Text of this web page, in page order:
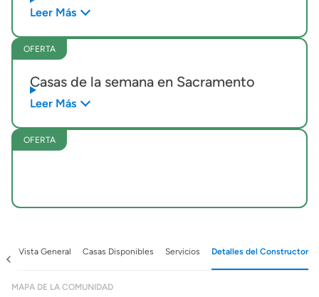
Leer Más
OFERTA
Casas de la semana en Sacramento
Leer Más
OFERTA
Vista General Casas Disponibles Servicios Detalles del Constructor
MAPA DE LA COMUNIDAD